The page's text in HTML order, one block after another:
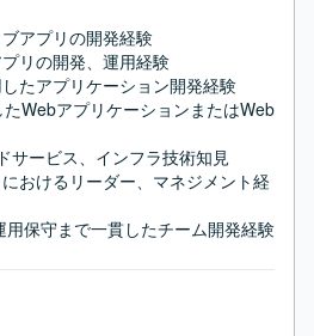
アプリの開発経験
リの開発、運用経験
たアプリケーション開発経験
たWebアプリケーションまたはWeb
サービス、インフラ技術知見
おけるリーダー、マネジメント経
用保守まで一貫したチーム開発経験